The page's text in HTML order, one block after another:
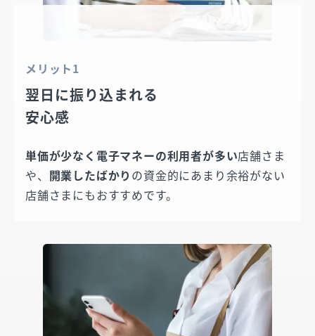
メリット1
翌日に振り込まれる
安心感
単価が少なく電子マネーの利用者が多い店舗さま
や、 開業したばかり の資金的にあまり余裕がない
店舗さまにもおすすめです。